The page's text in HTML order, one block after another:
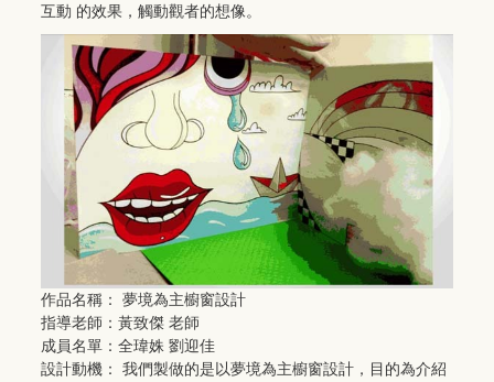
互動 的效果，觸動觀者的想像。
作品名稱： 夢境為主櫥窗設計
指導老師：黃致傑 老師
成員名單：全瑋姝 劉迎佳
設計動機： 我們製做的是以夢境為主櫥窗設計，目的為介紹